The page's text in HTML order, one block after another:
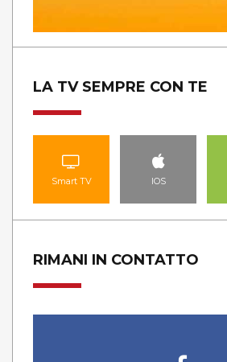
LA TV SEMPRE CON TE
Smart TV IOS
RIMANI IN CONTATTO